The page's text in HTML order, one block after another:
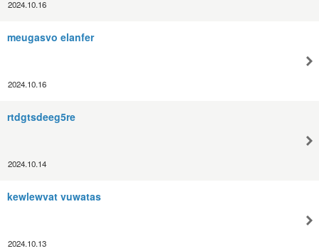
2024.10.16
meugasvo elanfer
2024.10.16
rtdgtsdeeg5re
2024.10.14
kewlewvat vuwatas
2024.10.13